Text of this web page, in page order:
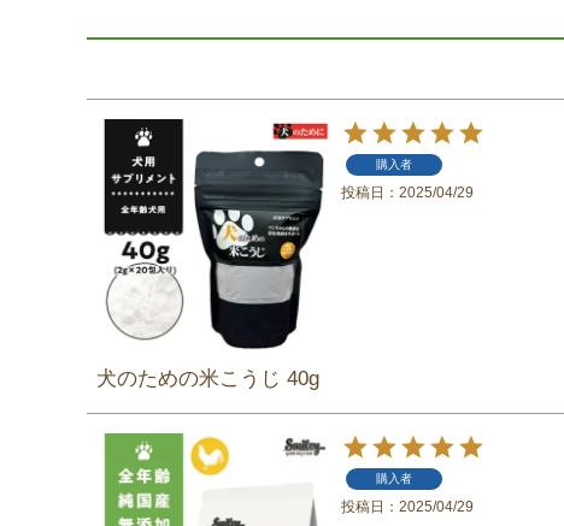
犬のための米こうじ 40g
購入者
投稿日 2025/04/29
購入者
投稿日 2025/04/29